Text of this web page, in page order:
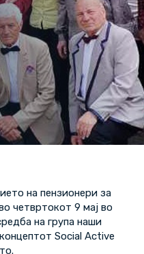
на пензионери за
четвртокот 9 мај во
на група наши
Social Active